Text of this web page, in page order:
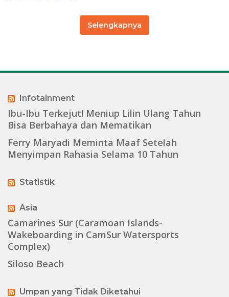
Selengkapnya
Infotainment
Ibu-Ibu Terkejut! Meniup Lilin Ulang Tahun
Bisa Berbahaya dan Mematikan
Ferry Maryadi Meminta Maaf Setelah
Menyimpan Rahasia Selama 10 Tahun
Statistik
Asia
Camarines Sur (Caramoan Islands-
Wakeboarding in CamSur Watersports
Complex)
Siloso Beach
Umpan yang Tidak Diketahui